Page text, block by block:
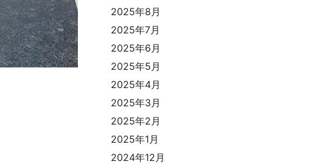
2025年8月
2025年7月
2025年6月
2025年5月
2025年4月
2025年3月
2025年2月
2025年1月
2024年12月